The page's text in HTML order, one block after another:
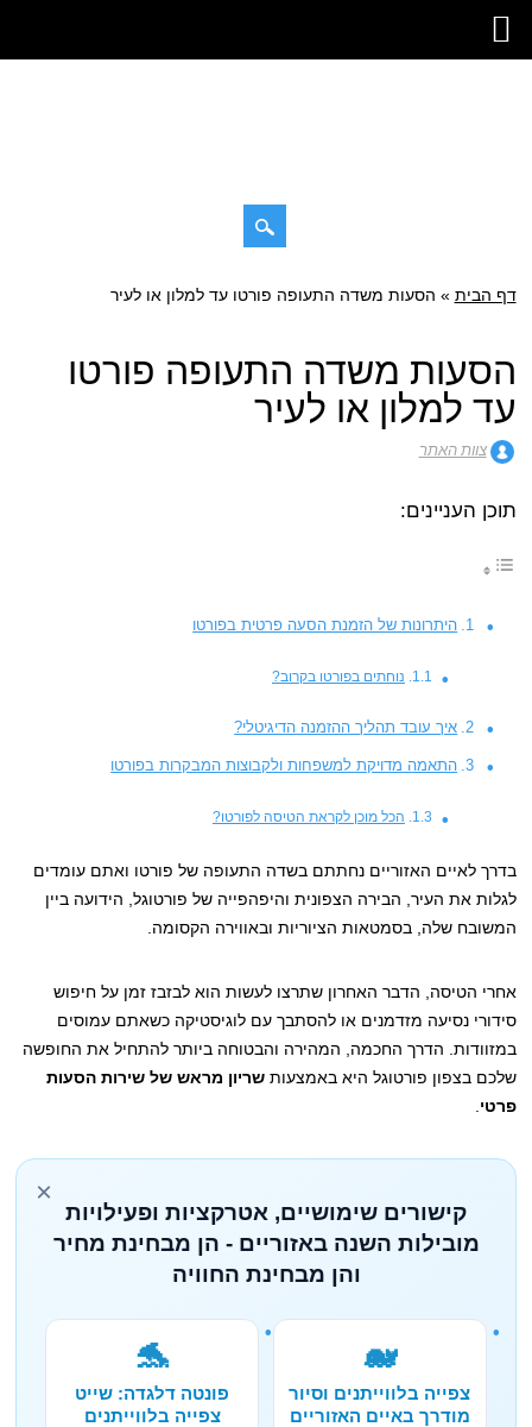
תפריט ראשי
דילוג
דף הבית » הסעות משדה התעופה פורטו עד למלון או לעיר
הסעות משדה התעופה פורטו
עד למלון או לעיר
צוות האתר
תוכן העניינים:
היתרונות של הזמנת הסעה פרטית בפורטו
נוחתים בפורטו בקרוב?
איך עובד תהליך ההזמנה הדיגיטלי?
התאמה מדויקת למשפחות ולקבוצות המבקרות בפורטו
הכל מוכן לקראת הטיסה לפורטו?
בדרך לאיים האזוריים נחתתם בשדה התעופה של פורטו ואתם עומדים
לגלות את העיר, הבירה הצפונית והיפהפייה של פורטוגל, הידועה ביין
המשובח שלה, בסמטאות הציוריות ובאווירה הקסומה.
אחרי הטיסה, הדבר האחרון שתרצו לעשות הוא לבזבז זמן על חיפוש
סידורי נסיעה מזדמנים או להסתבך עם לוגיסטיקה כשאתם עמוסים
במזוודות. הדרך החכמה, המהירה והבטוחה ביותר להתחיל את החופשה
שלכם בצפון פורטוגל היא באמצעותשריון מראש של שירות הסעות
פרטי
×
קישורים שימושיים, אטרקציות ופעילויות
מובילות השנה באזוריים - הן מבחינת מחיר
והן מבחינת החוויה
🐋
צפייה בלווייתנים וסיור
מודרך באיים האזוריים
🐬
פונטה דלגדה: שייט
צפייה בלווייתנים